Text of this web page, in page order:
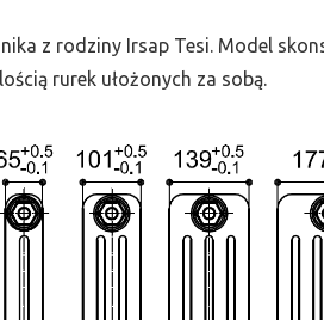
z rodziny Irsap Tesi. Model
rurek ułożonych za sobą.